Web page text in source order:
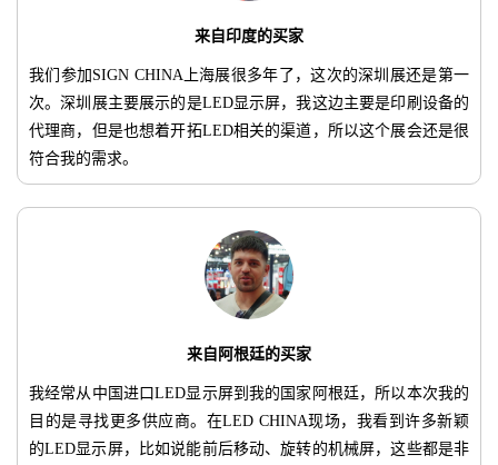
来自印度的买家
我们参加SIGN CHINA上海展很多年了，这次的深圳展还是第一
次。深圳展主要展示的是LED显示屏，我这边主要是印刷设备的
代理商，但是也想着开拓LED相关的渠道，所以这个展会还是很
符合我的需求。
来自阿根廷的买家
我经常从中国进口LED显示屏到我的国家阿根廷，所以本次我的
目的是寻找更多供应商。在LED CHINA现场，我看到许多新颖
的LED显示屏，比如说能前后移动、旋转的机械屏，这些都是非